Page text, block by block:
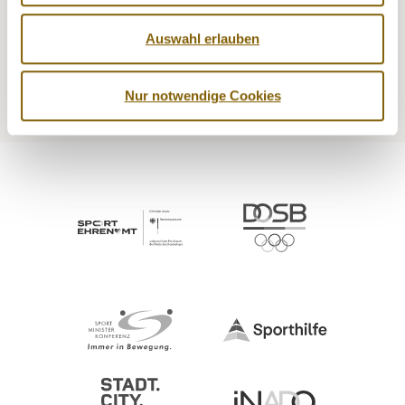
Auswahl erlauben
Nur notwendige Cookies
NADA Legal matters
Testing